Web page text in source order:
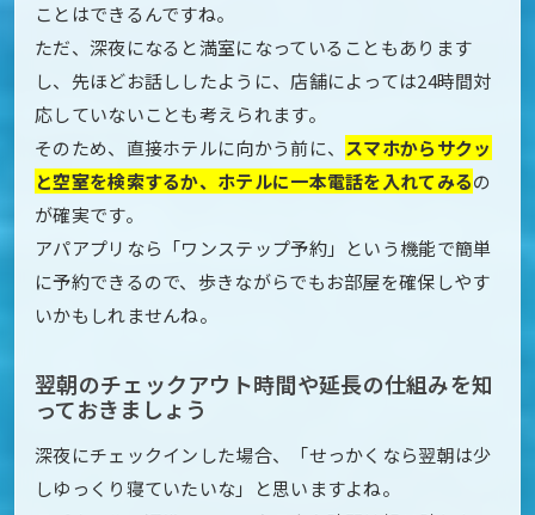
ことはできるんですね。
ただ、深夜になると満室になっていることもあります
し、先ほどお話ししたように、店舗によっては24時間対
応していないことも考えられます。
そのため、直接ホテルに向かう前に、 スマホからサクッ
と空室を検索するか、ホテルに一本電話を入れてみるの
が確実です。
アパアプリなら「ワンステップ予約」という機能で簡単
に予約できるので、歩きながらでもお部屋を確保しやす
いかもしれませんね。
翌朝のチェックアウト時間や延長の仕組みを知
っておきましょう
深夜にチェックインした場合、「せっかくなら翌朝は少
しゆっくり寝ていたいな」と思いますよね。